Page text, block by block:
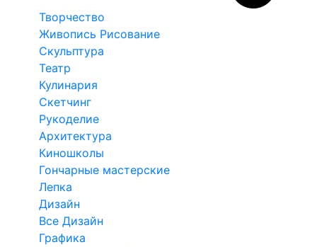
Творчество
Живопись Рисование
Скульптура
Театр
Кулинария
Скетчинг
Рукоделие
Архитектура
Киношколы
Гончарные мастерские
Лепка
Дизайн
Все Дизайн
Графика